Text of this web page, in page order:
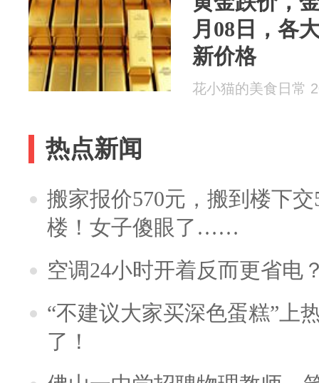
月08日，各
新价格
花小猫的美食日常
热点新闻
搬家报价570元，搬到楼下
楼！女子傻眼了……
空调24小时开着反而更省电
“不建议大家买深色蛋糕”上
了！